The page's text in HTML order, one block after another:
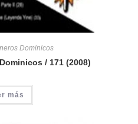
Dominicos
/ 171 (2008)
más